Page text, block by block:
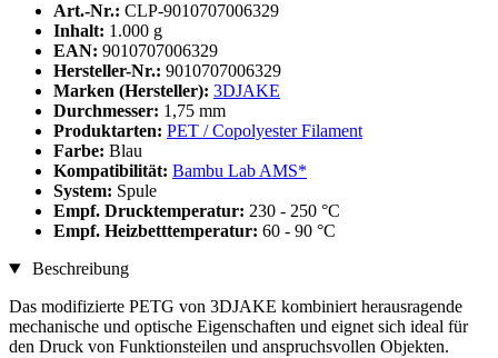
Art.-Nr.: CLP-9010707006329
Inhalt: 1.000 g
EAN: 9010707006329
Hersteller-Nr.: 9010707006329
Marken (Hersteller): 3DJAKE
Durchmesser: 1,75 mm
Produktarten: PET / Copolyester Filament
Farbe: Blau
Kompatibilität: Bambu Lab AMS*
System: Spule
Empf. Drucktemperatur: 230 - 250 °C
Empf. Heizbetttemperatur: 60 - 90 °C
Beschreibung
Das modifizierte PETG von 3DJAKE kombiniert herausragende
mechanische und optische Eigenschaften und eignet sich ideal für
den Druck von Funktionsteilen und anspruchsvollen Objekten.